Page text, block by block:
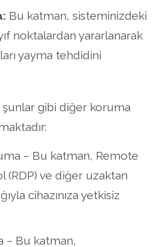
Bu katman, sisteminizdeki
noktalardan yararlanarak
yayma tehdidini
gibi diğer koruma
– Bu katman, Remote
(RDP) ve diğer uzaktan
cihazınıza yetkisiz
– Bu katman,